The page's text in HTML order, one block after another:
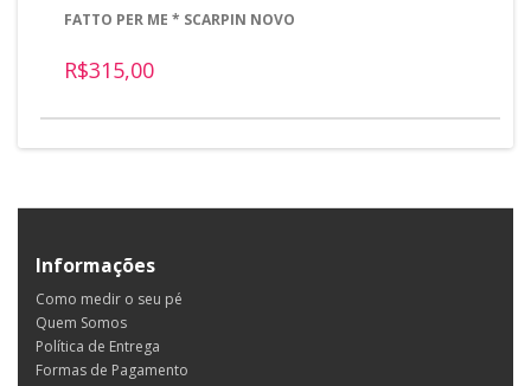
FATTO PER ME * SCARPIN NOVO
R$315,00
Informações
Como medir o seu pé
Quem Somos
Política de Entrega
Formas de Pagamento